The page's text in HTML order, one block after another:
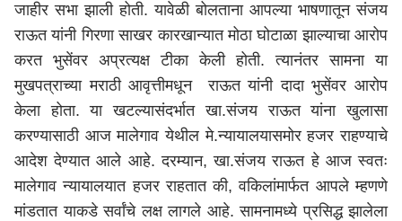
जाहीर सभा झाली होती. यावेळी बोलताना आपल्या भाषणातून संजय
राऊत यांनी गिरणा साखर कारखान्यात मोठा घोटाळा झाल्याचा आरोप
करत भुसेंवर अप्रत्यक्ष टीका केली होती. त्यानंतर सामना या
मुखपत्राच्या मराठी आवृत्तीमधून राऊत यांनी दादा भुसेंवर आरोप
केला होता. या खटल्यासंदर्भात खा.संजय राऊत यांना खुलासा
करण्यासाठी आज मालेगाव येथील मे.न्यायालयासमोर हजर राहण्याचे
आदेश देण्यात आले आहे. दरम्यान, खा.संजय राऊत हे आज स्वतः
मालेगाव न्यायालयात हजर राहतात की, वकिलांमार्फत आपले म्हणणे
मांडतात याकडे सर्वांचे लक्ष लागले आहे. सामनामध्ये प्रसिद्ध झालेला